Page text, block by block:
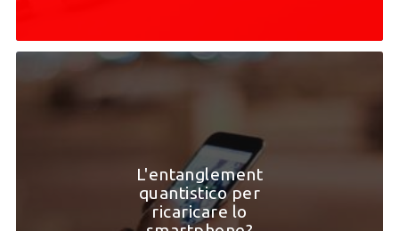
L'entanglement
quantistico per
ricaricare lo